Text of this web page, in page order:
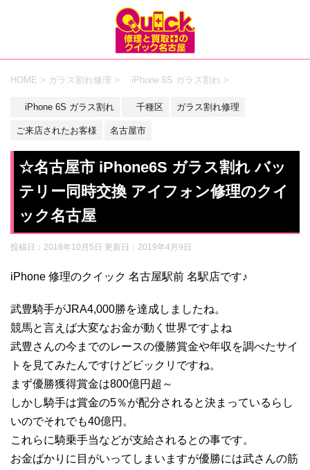
HOME > ガラス割れ修理 > iPhone 6S ガラス割れ >
iPhone 6S ガラス割れ 千種区 ガラス割れ修理
ご来店されたお客様 名古屋市
☆名古屋市 iPhone6S ガラス割れ バッ
テリー同時交換 アイフォン修理のクイ
ック名古屋
投稿日：2018年10月5日 更新日： 2019年4月9日
iPhone 修理のクイック 名古屋駅前 名駅店です♪
武豊騎手がJRA4,000勝を達成しましたね。
競馬と言えば大変なお金が動く世界ですよね
武豊さんの今までのレースの優勝賞金や年収を調べたサイ
トを見てみたんですけどビックリですね。
まず優勝獲得賞金は800億円超～
しかし騎手は賞金の5％が配分されると決まっているらし
いのでそれでも40億円。
これらに騎乗手当などが支給されるとの事です。
お金ばかりに目がいってしまいますが優勝には武さんの筋